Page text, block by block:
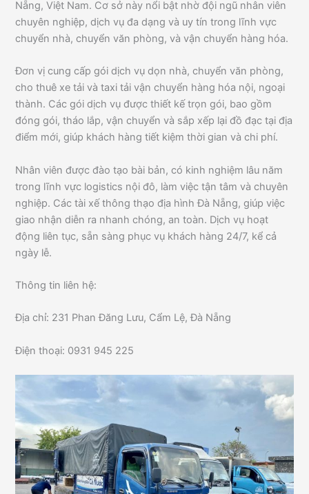
Nẵng, Việt Nam. Cơ sở này nổi bật nhờ đội ngũ nhân viên
chuyên nghiệp, dịch vụ đa dạng và uy tín trong lĩnh vực
chuyển nhà, chuyển văn phòng, và vận chuyển hàng hóa.
Đơn vị cung cấp gói dịch vụ dọn nhà, chuyển văn phòng,
cho thuê xe tải và taxi tải vận chuyển hàng hóa nội, ngoại
thành. Các gói dịch vụ được thiết kế trọn gói, bao gồm
đóng gói, tháo lắp, vận chuyển và sắp xếp lại đồ đạc tại địa
điểm mới, giúp khách hàng tiết kiệm thời gian và chi phí.
Nhân viên được đào tạo bài bản, có kinh nghiệm lâu năm
trong lĩnh vực logistics nội đô, làm việc tận tâm và chuyên
nghiệp. Các tài xế thông thạo địa hình Đà Nẵng, giúp việc
giao nhận diễn ra nhanh chóng, an toàn. Dịch vụ hoạt
động liên tục, sẵn sàng phục vụ khách hàng 24/7, kể cả
ngày lễ.
Thông tin liên hệ:
Địa chỉ: 231 Phan Đăng Lưu, Cẩm Lệ, Đà Nẵng
Điện thoại: 0931 945 225